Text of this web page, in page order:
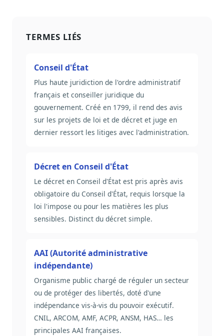
TERMES LIÉS
Conseil d'État
Plus haute juridiction de l'ordre administratif
français et conseiller juridique du
gouvernement. Créé en 1799, il rend des avis
sur les projets de loi et de décret et juge en
dernier ressort les litiges avec l'administration.
Décret en Conseil d'État
Le décret en Conseil d'État est pris après avis
obligatoire du Conseil d'État, requis lorsque la
loi l'impose ou pour les matières les plus
sensibles. Distinct du décret simple.
AAI (Autorité administrative
indépendante)
Organisme public chargé de réguler un secteur
ou de protéger des libertés, doté d'une
indépendance vis-à-vis du pouvoir exécutif.
CNIL, ARCOM, AMF, ACPR, ANSM, HAS… les
principales AAI françaises.